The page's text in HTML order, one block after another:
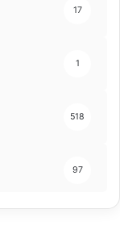
17
1
518
97